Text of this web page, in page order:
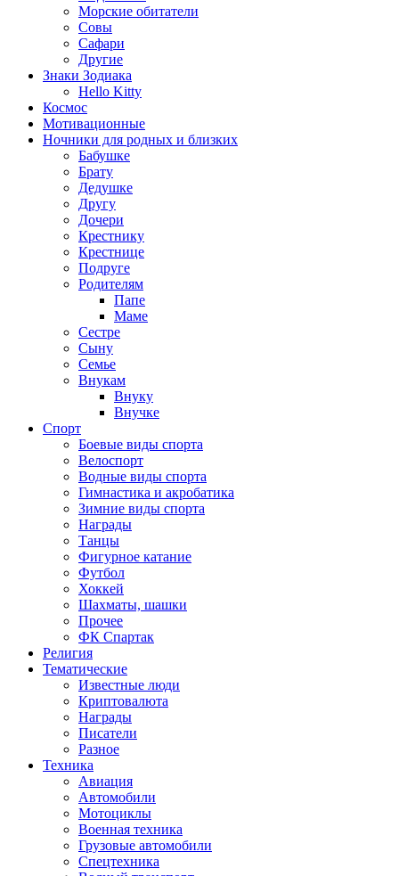
Морские обитатели
Совы
Сафари
Другие
Знаки Зодиака
Hello Kitty
Космос
Мотивационные
Ночники для родных и близких
Бабушке
Брату
Дедушке
Другу
Дочери
Крестнику
Крестнице
Подруге
Родителям
Папе
Маме
Сестре
Сыну
Семье
Внукам
Внуку
Внучке
Спорт
Боевые виды спорта
Велоспорт
Водные виды спорта
Гимнастика и акробатика
Зимние виды спорта
Награды
Танцы
Фигурное катание
Футбол
Хоккей
Шахматы, шашки
Прочее
ФК Спартак
Религия
Тематические
Известные люди
Криптовалюта
Награды
Писатели
Разное
Техника
Авиация
Автомобили
Мотоциклы
Военная техника
Грузовые автомобили
Спецтехника